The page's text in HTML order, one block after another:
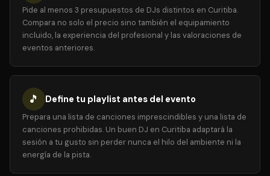
Pide al menos 3 presupuestos de DJs distintos en Curitiba.
Compara no solo el precio sino también el equipamiento
incluido, la experiencia del profesional y las valoraciones de
eventos anteriores.
🎵 Define tu playlist antes del evento
Prepara una lista de canciones imprescindibles y una lista de
canciones prohibidas. Un buen DJ en Curitiba adaptará la
sesión a tu gusto sin perder nunca el hilo del ambiente ni la
energía de la pista.